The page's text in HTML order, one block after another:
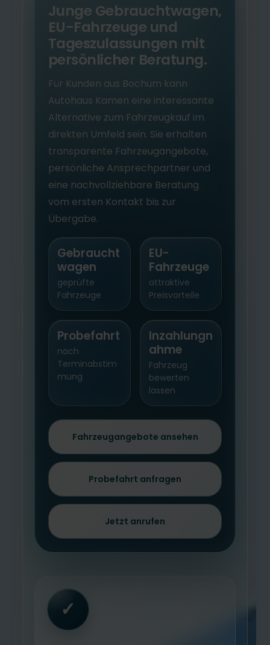
Junge Gebrauchtwagen,
EU-Fahrzeuge und
Tageszulassungen mit
persönlicher Beratung.
Für Kunden aus Bochum kann
Autohaus Kamen eine interessante
Alternative zum Fahrzeugkauf im
direkten Umfeld sein. Sie erhalten
transparente Fahrzeugangebote,
persönliche Ansprechpartner und
eine nachvollziehbare Beratung
vom ersten Kontakt bis zur
Übergabe.
Gebraucht
wagen
geprüfte
Fahrzeuge
EU-
Fahrzeuge
attraktive
Preisvorteile
Probefahrt
nach
Terminabstim
mung
Inzahlungn
ahme
Fahrzeug
bewerten
lassen
Fahrzeugangebote ansehen
Probefahrt anfragen
Jetzt anrufen
✓